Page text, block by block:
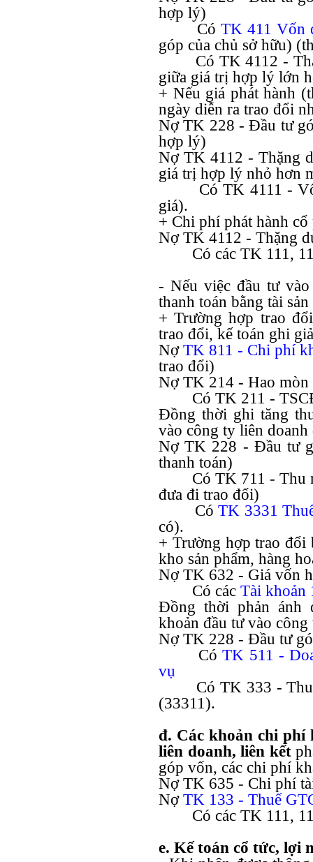
hợp lý)
CóTK 411 Vốn
góp của chủ sở hữu)
Có TK 4112 -
giữa giá trị hợp lý lớn
+ Nếu giá phát hành
ngày diễn ra trao đổi
Nợ TK 228 - Đầu tư
hợp lý)
Nợ TK 4112 - Thặng
giá trị hợp lý nhỏ hơn
Có TK 4111 -
giá).
+ Chi phí phát hành
Nợ TK 4112 - Thặng
Có các TK 111,
- Nếu việc đầu tư
thanh toán bằng tài
+ Trường hợp trao
trao đổi, kế toán ghi
NợTK 811 - Chi phí
trao đổi)
Nợ TK 214 - Hao
Có TK 211 -
Đồng thời ghi tăng
vào công ty liên
Nợ TK 228 - Đầu tư
thanh toán)
Có TK 711 - Thu
đưa đi trao đổi)
CóTK 3331
có).
+ Trường hợp trao đổi
kho sản phẩm, hàng
Nợ TK 632 - Giá vốn
Có các Tài khoản
Đồng thời phản ánh
khoản đầu tư vào
Nợ TK 228 - Đầu tư
CóTK 511 -
vụ
Có TK 333 -
(33311).
đ. Các khoản chi phí
liên doanh, liên kết
góp vốn, các chi phí
Nợ TK 635 - Chi phí
Nợ TK 133 - Thuế
Có các TK 111,
e. Kế toán cổ tức, lợi